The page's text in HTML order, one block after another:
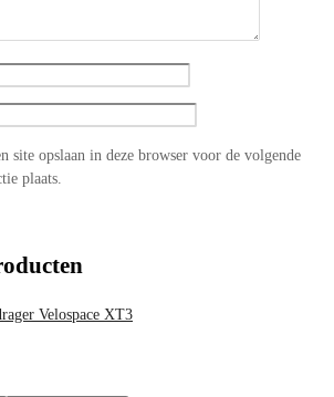
site opslaan in deze browser voor de volgende
plaats.